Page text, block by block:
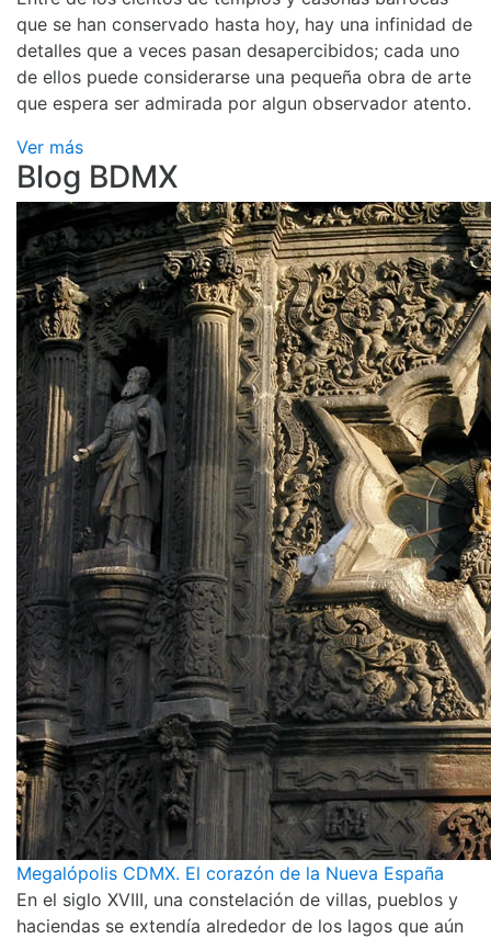
que se han conservado hasta hoy, hay una infinidad de
detalles que a veces pasan desapercibidos; cada uno
de ellos puede considerarse una pequeña obra de arte
que espera ser admirada por algun observador atento.
Ver más
Blog BDMX
Megalópolis CDMX. El corazón de la Nueva España
En el siglo XVIII, una constelación de villas, pueblos y
haciendas se extendía alrededor de los lagos que aún